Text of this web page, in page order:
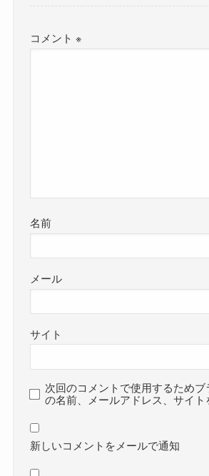
コメント※
名前
メール
サイト
次回のコメントで使用するため
の名前、メールアドレス、サイト
新しいコメントをメールで通知